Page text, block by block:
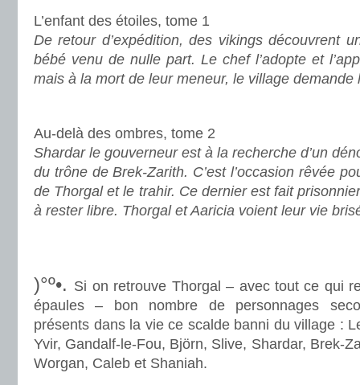
L’enfant des étoiles, tome 1
De retour d’expédition, des vikings découvrent
bébé venu de nulle part. Le chef l’adopte et
mais à la mort de leur meneur, le village demande
Au-delà des ombres, tome 2
Shardar le gouverneur est à la recherche d’un
du trône de Brek-Zarith. C’est l’occasion rêvée
de Thorgal et le trahir. Ce dernier est fait
à rester libre. Thorgal et Aaricia voient leur vie
)°º•. Si on retrouve Thorgal – avec tout ce qui
épaules – bon nombre de personnages
présents dans la vie ce scalde banni du village :
Yvir, Gandalf-le-Fou, Björn, Slive, Shardar, Brek-
Worgan, Caleb et Shaniah.